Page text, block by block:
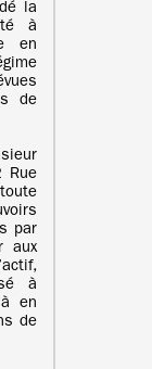
la
à
en
de
Rue
par
aux
à
en
de